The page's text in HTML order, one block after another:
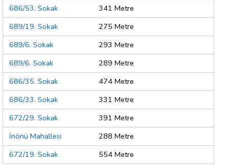
686/53. Sokak
341 Metre
689/19. Sokak
275 Metre
689/6. Sokak
293 Metre
689/6. Sokak
289 Metre
686/35. Sokak
474 Metre
686/33. Sokak
331 Metre
672/29. Sokak
391 Metre
İnönü Mahallesi
288 Metre
672/19. Sokak
554 Metre